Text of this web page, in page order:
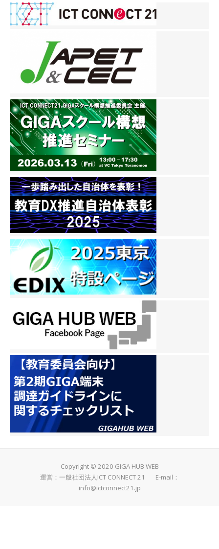
校約2,300校で100万人以
を中心とした10万問以上を
搭載し、子どもたちの主体
的な学び・基礎学力の効率
的な定着とともに、見取り
先生の働き方もサポートし
ます。2025年にはデジタ
ルテスト（CBT）サービス
「キュビナ テスト」をリリ
ースするなど、機能・コン
テンツのアップデートを重
ねているほか、学習eポー
タルとしてのMEXCBT連携
をはじめ、学習者中心の教
育データ利活用にも積極的
に取り組んでいます。 経済
産業省「未来の教室」実証
事業採択(2018〜2020年
度）、「日本e-learning大
賞 経済産業大臣賞」「グッ
ドデザイン賞」受賞。
◆COMPASSについて 「新
しい学びの環境を創り出
げ、学習eポータル＋AI型
教材「キュビナ」、探究学
習ライブラリー
「SPARKE（スパーク）」
現在、全国100万人以上の
体的な学びを支えていま
と共同で探究学習プログラ
ムの提供を開始し、2026
年に探究学習ライブラリー
Copyright © 2020 GIGA HUB WEB
運営：一般社団法人ICT CONNECT 21 E-mail：
info@ictconnect21.jp